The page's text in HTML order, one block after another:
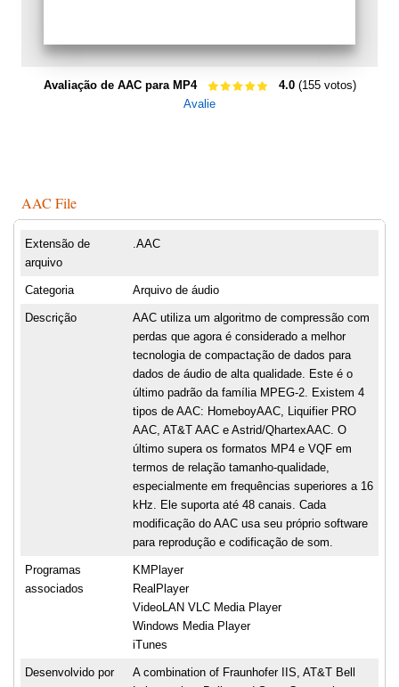
Avaliação de AAC para MP4 4.0(155 votos)
Avalie
AAC File
Extensão de
arquivo
.AAC
Categoria Arquivo de áudio
Descrição
AAC utiliza um algoritmo de compressão com
perdas que agora é considerado a melhor
tecnologia de compactação de dados para
dados de áudio de alta qualidade. Este é o
último padrão da família MPEG-2. Existem 4
tipos de AAC: HomeboyAAC, Liquifier PRO
AAC, AT&T AAC e Astrid/QhartexAAC. O
último supera os formatos MP4 e VQF em
termos de relação tamanho-qualidade,
especialmente em frequências superiores a 16
kHz. Ele suporta até 48 canais. Cada
modificação do AAC usa seu próprio software
para reprodução e codificação de som.
Programas
associados
KMPlayer
RealPlayer
VideoLAN VLC Media Player
Windows Media Player
iTunes
Desenvolvido por
A combination of Fraunhofer IIS, AT&T Bell